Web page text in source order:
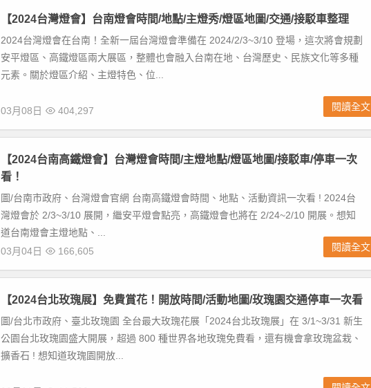
【2024台灣燈會】台南燈會時間/地點/主燈秀/燈區地圖/交通/接駁車整理
2024台灣燈會在台南！全新一屆台灣燈會準備在 2024/2/3~3/10 登場，這次將會規劃
安平燈區、高鐵燈區兩大展區，整體也會融入台南在地、台灣歷史、民族文化等多種
元素。關於燈區介紹、主燈特色、位...
03月08日 404,297 閱讀全文
【2024台南高鐵燈會】台灣燈會時間/主燈地點/燈區地圖/接駁車/停車一次
看！
圖/台南市政府、台灣燈會官網 台南高鐵燈會時間、地點、活動資訊一次看 ! 2024台
灣燈會於 2/3~3/10 展開，繼安平燈會點亮，高鐵燈會也將在 2/24~2/10 開展。想知
道台南燈會主燈地點、...
03月04日
166,605 閱讀全文
【2024台北玫瑰展】免費賞花！開放時間/活動地圖/玫瑰園交通停車一次看
圖/台北市政府、臺北玫瑰園 全台最大玫瑰花展「2024台北玫瑰展」在 3/1~3/31 新生
公園台北玫瑰園盛大開展，超過 800 種世界各地玫瑰免費看，還有機會拿玫瑰盆栽、
擴香石 ! 想知道玫瑰園開放...